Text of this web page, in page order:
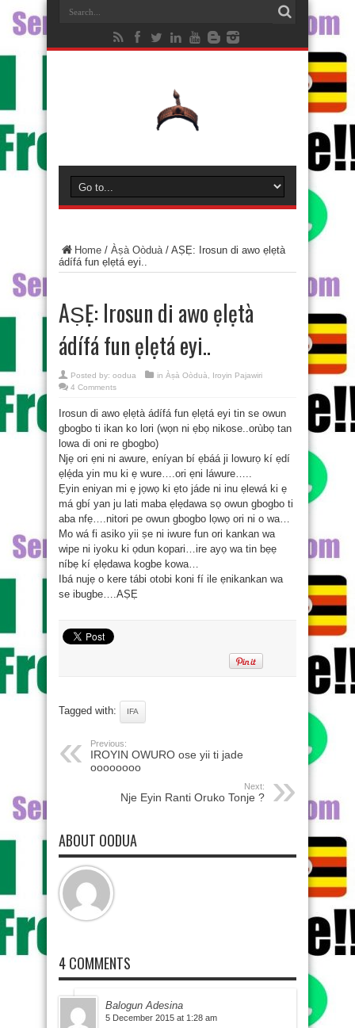
Home / Àṣà Oòduà/ AṢẸ: Irosun di awo ẹlẹtà
ádífá fun ẹlẹtá eyi..
AṢẸ: Irosun di awo ẹlẹtà
ádífá fun ẹlẹtá eyi..
Posted by: oodua in Àṣà Oòduà
Iroyin Pajawiri
4 Comments
Irosun di awo ẹlẹtà ádífá fun ẹlẹtá eyi tin se owun
gbogbo ti ikan ko lori (wọn ni ẹbọ nikose..orùbọ tan
lowa di oni re gbogbo)
Njẹ ori ẹni ni awure, eníyan bí ẹbáá ji lowurọ kí ẹdí
ẹlẹ́da yin mu ki ẹ wure….ori ẹni láwure…..
Ẹyin eniyan mi ẹ jọwọ ki ẹto jáde ni inu ẹlewá ki ẹ
má gbí yan ju lati maba ẹlẹdawa sọ owun gbogbo ti
aba nfẹ….nitori pe owun gbogbo lọwọ ori ni o wa…
Mo wá fi asiko yii ṣe ni iwure fun ori kankan wa
wipe ni iyoku ki ọdun kopari…ire ayọ wa tin bẹẹ
níbẹ kí ẹlẹdawa kogbe kowa…
Ibá nujẹ o kere tábi otobi koni fí ile ẹnikankan wa
se ibugbe….AṢẸ
Tagged with: IFA
Previous:
IROYIN OWURO ose yii ti jade
oooooooo
Next:
Nje Eyin Ranti Oruko Tonje ?
ABOUT OODUA
4 COMMENTS
Balogun Adesina
5 December 2015 at 1:28 am